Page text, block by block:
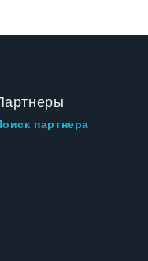
партнера